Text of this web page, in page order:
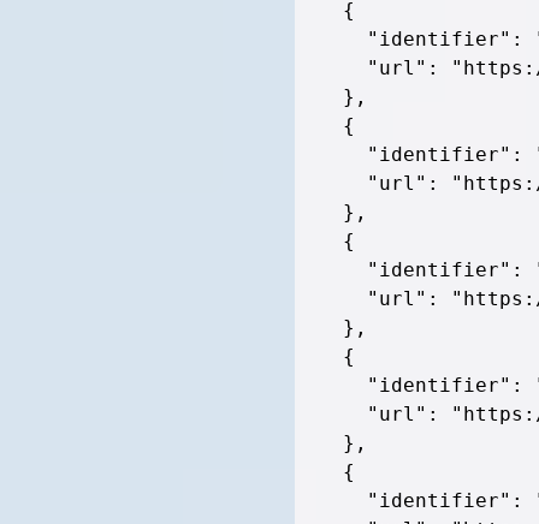
{
"identifier" :
"url" :
} ,
{
"identifier" :
"url" :
} ,
{
"identifier" :
"url" :
} ,
{
"identifier" :
"url" :
} ,
{
"identifier" :